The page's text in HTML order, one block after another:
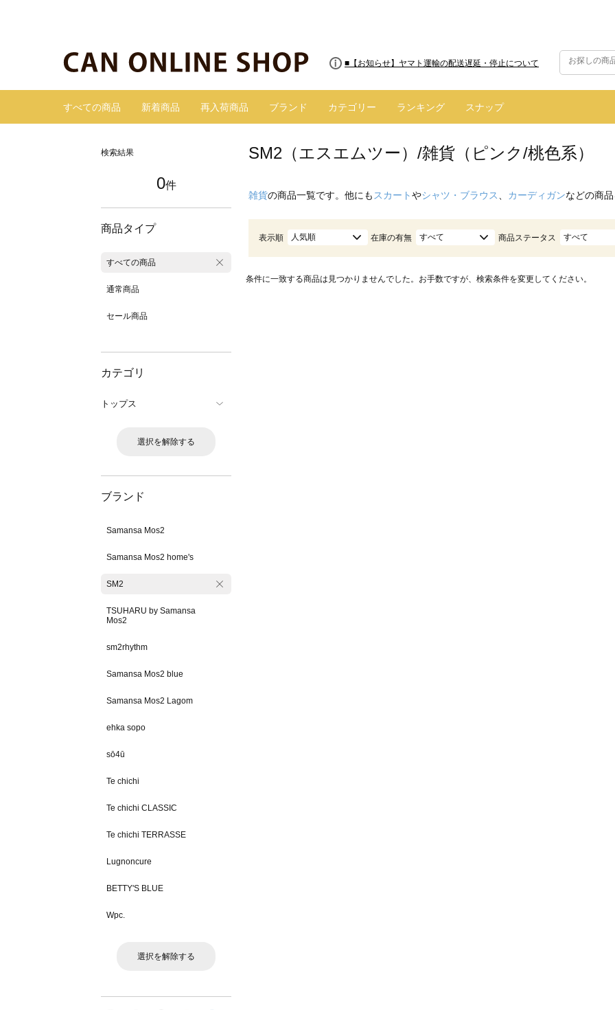
■8/13(木)AM2:00～サイトメンテナンス実施のお知らせ
■【お知らせ】ヤマト運輸の配送遅延・停止について
すべての商品 新着商品 再入荷商品 ブランド カテゴリー ランキング スナップ
検索結果
0件
商品タイプ
すべての商品
通常商品
セール商品
カテゴリ
トップス
選択を解除する
ブランド
Samansa Mos2
Samansa Mos2 home's
SM2
TSUHARU by Samansa
Mos2
sm2rhythm
Samansa Mos2 blue
Samansa Mos2 Lagom
ehka sopo
sō4ū
Te chichi
Te chichi CLASSIC
Te chichi TERRASSE
Lugnoncure
BETTY'S BLUE
Wpc.
選択を解除する
SM2（エスエムツー）/雑貨（ピンク/桃色系）
雑貨の商品一覧です。他にも スカートやシャツ・ブラウス カーディガンなどの商
表示順 人気順 在庫の有無 すべて 商品ステータス すべて
条件に一致する商品は見つかりませんでした。お手数ですが、検索条件を変更してください。